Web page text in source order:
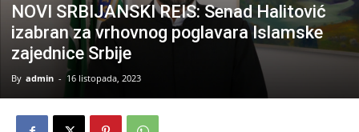
NOVI SRBIJANSKI REIS: Senad Halitović
izabran za vrhovnog poglavara Islamske
zajednice Srbije
By admin - 16 listopada, 2023